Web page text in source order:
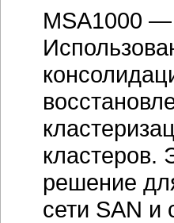
MSA1000 —
кластеров.
решение
сети SAN и